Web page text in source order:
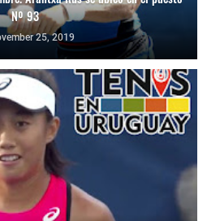
Nº 93
25, 2019